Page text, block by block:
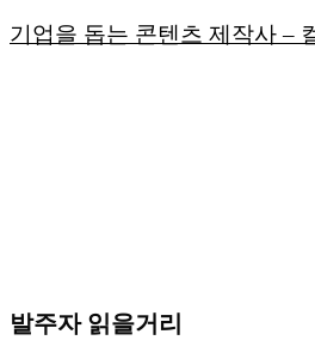
기업을 돕는 콘텐츠 제작사 –
발주자 읽을거리